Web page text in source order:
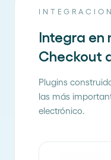
Integra en
Checkout
Plugins
las más
electrónico.